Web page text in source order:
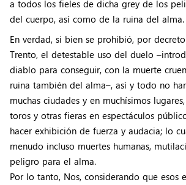
a todos los fieles de dicha grey de los
del cuerpo, así como de la ruina del alma.
En verdad, si bien se prohibió, por
Trento, el detestable uso del duelo
diablo para conseguir, con la muerte
ruina también del alma–, así y todo no
muchas ciudades y en muchísimos
toros y otras fieras en espectáculos
hacer exhibición de fuerza y audacia; lo
menudo incluso muertes humanas,
peligro para el alma.
Por lo tanto, Nos, considerando que esos